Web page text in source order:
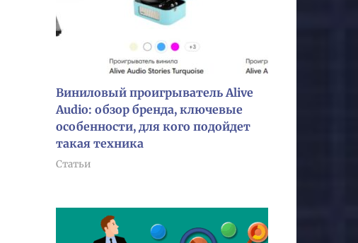
Виниловый проигрыватель Alive
Audio: обзор бренда, ключевые
особенности, для кого подойдет
такая техника
Статьи